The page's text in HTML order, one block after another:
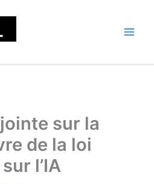
sur la
de la loi
l’IA